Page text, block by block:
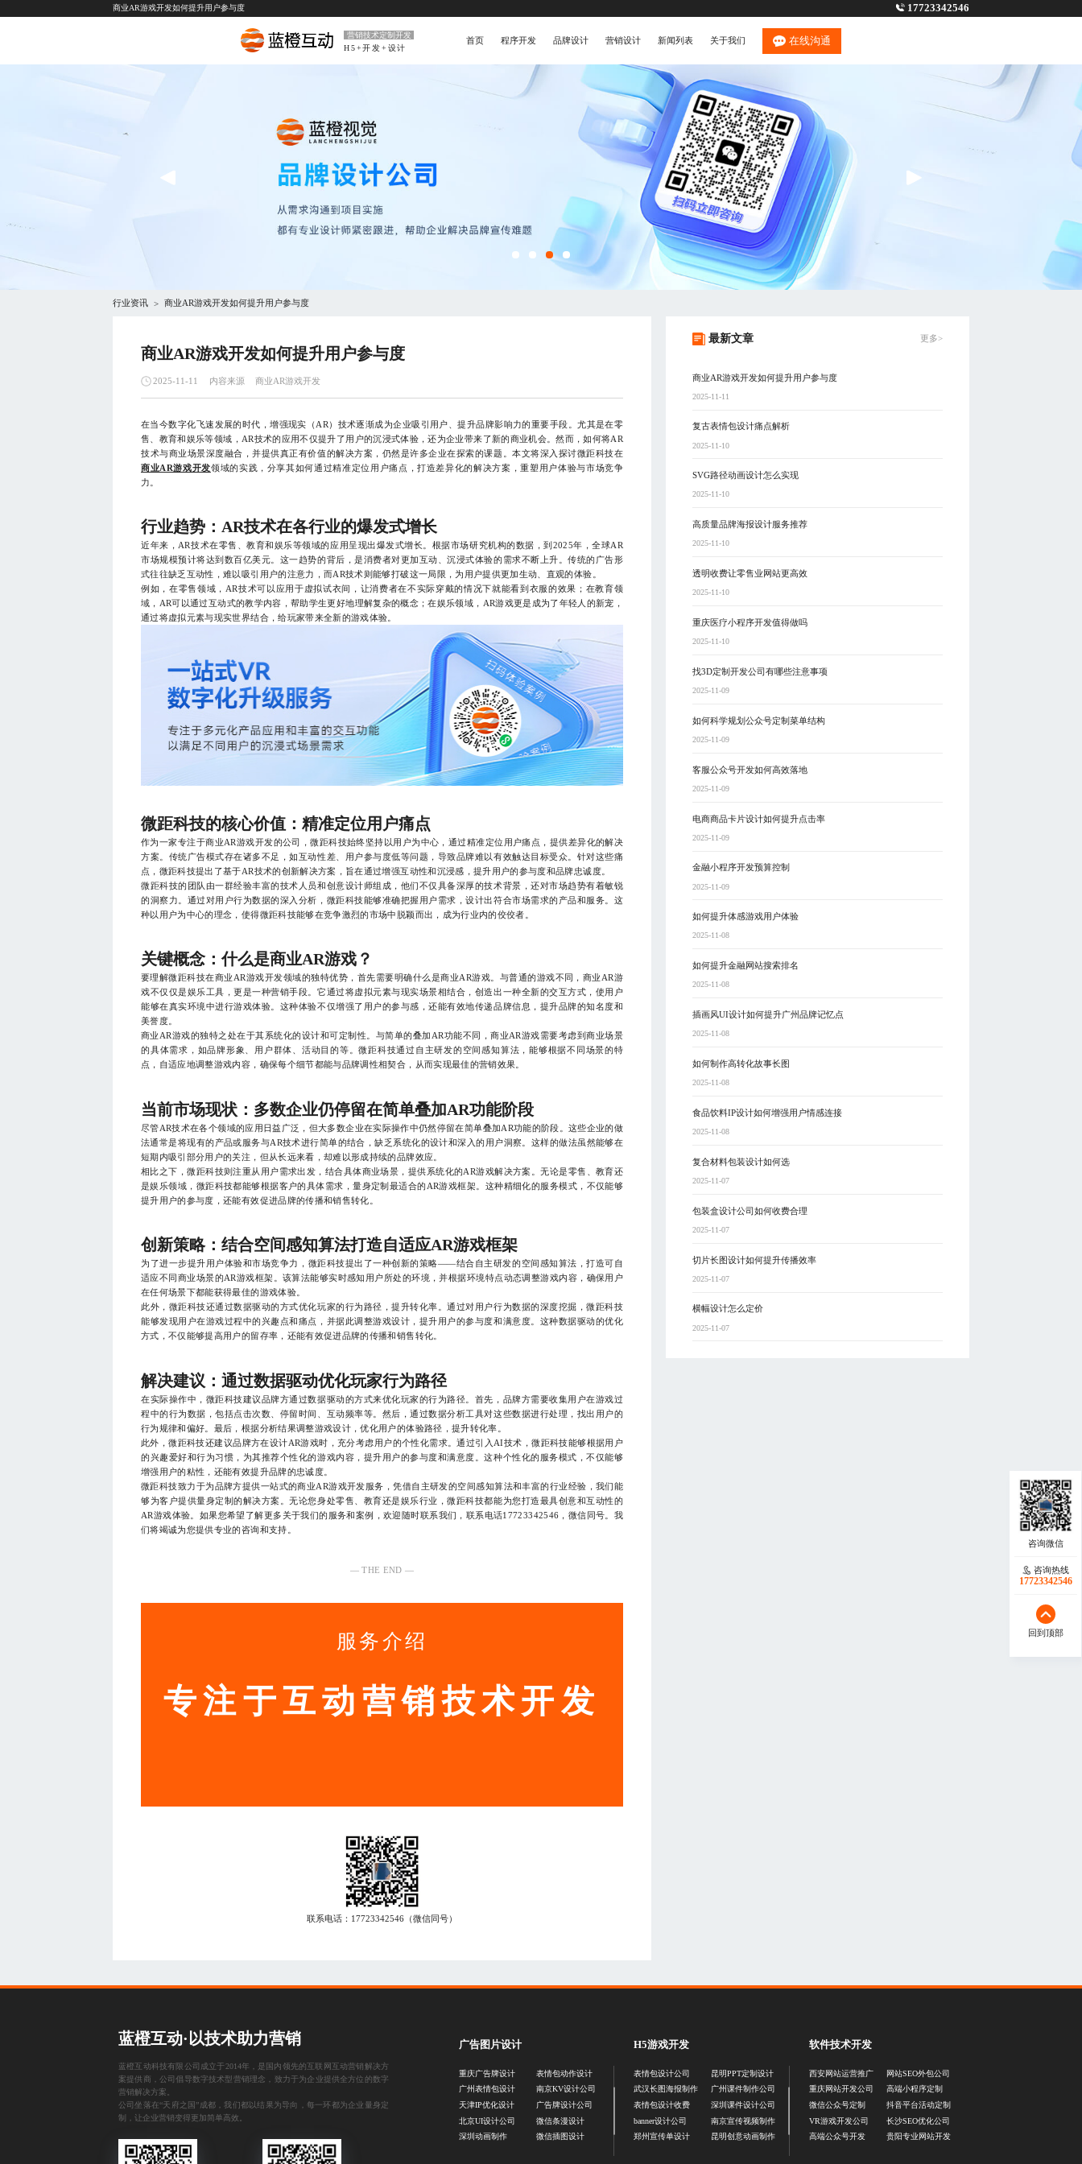
商业AR游戏开发如何提升用户参与度 17723342546
营销技术定制开发
H5+开发+设计
首页 程序开发 品牌设计 营销设计 新闻列表 关于我们 在线沟通
行业资讯 > 商业AR游戏开发如何提升用户参与度
商业AR游戏开发如何提升用户参与度
2025-11-11 内容来源 商业AR游戏开发
在当今数字化飞速发展的时代，增强现实（AR）技术逐渐成为企业吸引用户、提升品牌影响力的重要手段。尤其是在零
售、教育和娱乐等领域，AR技术的应用不仅提升了用户的沉浸式体验，还为企业带来了新的商业机会。然而，如何将AR
技术与商业场景深度融合，并提供真正有价值的解决方案，仍然是许多企业在探索的课题。本文将深入探讨微距科技在
商业AR游戏开发领域的实践，分享其如何通过精准定位用户痛点，打造差异化的解决方案，重塑用户体验与市场竞争
力。
行业趋势：AR技术在各行业的爆发式增长
近年来，AR技术在零售、教育和娱乐等领域的应用呈现出爆发式增长。根据市场研究机构的数据，到2025年，全球AR
市场规模预计将达到数百亿美元。这一趋势的背后，是消费者对更加互动、沉浸式体验的需求不断上升。传统的广告形
式往往缺乏互动性，难以吸引用户的注意力，而AR技术则能够打破这一局限，为用户提供更加生动、直观的体验。
例如，在零售领域，AR技术可以应用于虚拟试衣间，让消费者在不实际穿戴的情况下就能看到衣服的效果；在教育领
域，AR可以通过互动式的教学内容，帮助学生更好地理解复杂的概念；在娱乐领域，AR游戏更是成为了年轻人的新宠，
通过将虚拟元素与现实世界结合，给玩家带来全新的游戏体验。
微距科技的核心价值：精准定位用户痛点
作为一家专注于商业AR游戏开发的公司，微距科技始终坚持以用户为中心，通过精准定位用户痛点，提供差异化的解决
方案。传统广告模式存在诸多不足，如互动性差、用户参与度低等问题，导致品牌难以有效触达目标受众。针对这些痛
点，微距科技提出了基于AR技术的创新解决方案，旨在通过增强互动性和沉浸感，提升用户的参与度和品牌忠诚度。
微距科技的团队由一群经验丰富的技术人员和创意设计师组成，他们不仅具备深厚的技术背景，还对市场趋势有着敏锐
的洞察力。通过对用户行为数据的深入分析，微距科技能够准确把握用户需求，设计出符合市场需求的产品和服务。这
种以用户为中心的理念，使得微距科技能够在竞争激烈的市场中脱颖而出，成为行业内的佼佼者。
关键概念：什么是商业AR游戏？
要理解微距科技在商业AR游戏开发领域的独特优势，首先需要明确什么是商业AR游戏。与普通的游戏不同，商业AR游
戏不仅仅是娱乐工具，更是一种营销手段。它通过将虚拟元素与现实场景相结合，创造出一种全新的交互方式，使用户
能够在真实环境中进行游戏体验。这种体验不仅增强了用户的参与感，还能有效地传递品牌信息，提升品牌的知名度和
美誉度。
商业AR游戏的独特之处在于其系统化的设计和可定制性。与简单的叠加AR功能不同，商业AR游戏需要考虑到商业场景
的具体需求，如品牌形象、用户群体、活动目的等。微距科技通过自主研发的空间感知算法，能够根据不同场景的特
点，自适应地调整游戏内容，确保每个细节都能与品牌调性相契合，从而实现最佳的营销效果。
当前市场现状：多数企业仍停留在简单叠加AR功能阶段
尽管AR技术在各个领域的应用日益广泛，但大多数企业在实际操作中仍然停留在简单叠加AR功能的阶段。这些企业的做
法通常是将现有的产品或服务与AR技术进行简单的结合，缺乏系统化的设计和深入的用户洞察。这样的做法虽然能够在
短期内吸引部分用户的关注，但从长远来看，却难以形成持续的品牌效应。
相比之下，微距科技则注重从用户需求出发，结合具体商业场景，提供系统化的AR游戏解决方案。无论是零售、教育还
是娱乐领域，微距科技都能够根据客户的具体需求，量身定制最适合的AR游戏框架。这种精细化的服务模式，不仅能够
提升用户的参与度，还能有效促进品牌的传播和销售转化。
创新策略：结合空间感知算法打造自适应AR游戏框架
为了进一步提升用户体验和市场竞争力，微距科技提出了一种创新的策略——结合自主研发的空间感知算法，打造可自
适应不同商业场景的AR游戏框架。该算法能够实时感知用户所处的环境，并根据环境特点动态调整游戏内容，确保用户
在任何场景下都能获得最佳的游戏体验。
此外，微距科技还通过数据驱动的方式优化玩家的行为路径，提升转化率。通过对用户行为数据的深度挖掘，微距科技
能够发现用户在游戏过程中的兴趣点和痛点，并据此调整游戏设计，提升用户的参与度和满意度。这种数据驱动的优化
方式，不仅能够提高用户的留存率，还能有效促进品牌的传播和销售转化。
解决建议：通过数据驱动优化玩家行为路径
在实际操作中，微距科技建议品牌方通过数据驱动的方式来优化玩家的行为路径。首先，品牌方需要收集用户在游戏过
程中的行为数据，包括点击次数、停留时间、互动频率等。然后，通过数据分析工具对这些数据进行处理，找出用户的
行为规律和偏好。最后，根据分析结果调整游戏设计，优化用户的体验路径，提升转化率。
此外，微距科技还建议品牌方在设计AR游戏时，充分考虑用户的个性化需求。通过引入AI技术，微距科技能够根据用户
的兴趣爱好和行为习惯，为其推荐个性化的游戏内容，提升用户的参与度和满意度。这种个性化的服务模式，不仅能够
增强用户的粘性，还能有效提升品牌的忠诚度。
微距科技致力于为品牌方提供一站式的商业AR游戏开发服务，凭借自主研发的空间感知算法和丰富的行业经验，我们能
够为客户提供量身定制的解决方案。无论您身处零售、教育还是娱乐行业，微距科技都能为您打造最具创意和互动性的
AR游戏体验。如果您希望了解更多关于我们的服务和案例，欢迎随时联系我们，联系电话17723342546，微信同号。我
们将竭诚为您提供专业的咨询和支持。
— THE END —
服务介绍
专注于互动营销技术开发
联系电话： 17723342546 （微信同号）
最新文章 更多>
商业AR游戏开发如何提升用户参与度
2025-11-11
复古表情包设计痛点解析
2025-11-10
SVG路径动画设计怎么实现
2025-11-10
高质量品牌海报设计服务推荐
2025-11-10
透明收费让零售业网站更高效
2025-11-10
重庆医疗小程序开发值得做吗
2025-11-10
找3D定制开发公司有哪些注意事项
2025-11-09
如何科学规划公众号定制菜单结构
2025-11-09
客服公众号开发如何高效落地
2025-11-09
电商商品卡片设计如何提升点击率
2025-11-09
金融小程序开发预算控制
2025-11-09
如何提升体感游戏用户体验
2025-11-08
如何提升金融网站搜索排名
2025-11-08
插画风UI设计如何提升广州品牌记忆点
2025-11-08
如何制作高转化故事长图
2025-11-08
食品饮料IP设计如何增强用户情感连接
2025-11-08
复合材料包装设计如何选
2025-11-07
包装盒设计公司如何收费合理
2025-11-07
切片长图设计如何提升传播效率
2025-11-07
横幅设计怎么定价
2025-11-07
咨询热线
17723342546
回到顶部
蓝橙互动·以技术助力营销
蓝橙互动科技有限公司成立于2014年，是国内领先的互联网互动营销解决方
案提供商，公司倡导数字技术型营销理念，致力于为企业提供全方位的数字
营销解决方案。
公司坐落在“天府之国”成都，我们都以结果为导向，每一环都为企业量身定
制，让企业营销变得更加简单高效。
广告图片设计
重庆广告牌设计
广州表情包设计
天津IP优化设计
北京UI设计公司
深圳动画制作
表情包动作设计
南京KV设计公司
广告牌设计公司
微信条漫设计
微信插图设计
H5游戏开发
表情包设计公司
武汉长图海报制作
表情包设计收费
banner设计公司
郑州宣传单设计
昆明PPT定制设计
广州课件制作公司
深圳课件设计公司
南京宣传视频制作
昆明创意动画制作
软件技术开发
西安网站运营推广
重庆网站开发公司
微信公众号定制
VR游戏开发公司
高端公众号开发
网站SEO外包公司
高端小程序定制
抖音平台活动定制
长沙SEO优化公司
贵阳专业网站开发